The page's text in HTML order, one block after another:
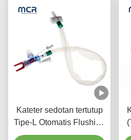
Kateter sedotan tertutup
Tipe-L Otomatis Flushing
10fr 72h Double Swivel